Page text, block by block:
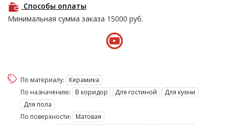
Способы оплаты
Минимальная сумма заказа 15000 руб.
По материалу:
Керамика
По назначению:
В коридор Для гостиной
Для кухни
Для пола
По поверхности:
Матовая